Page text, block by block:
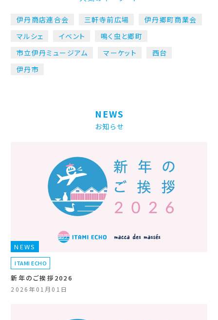
伊丹商店連合会 三軒寺前広場
伊丹郷町商業会
マルシェ
イベント
鳴く虫と郷町
市立伊丹ミュージアム
マーケット
西台
伊丹市
NEWS
お知らせ
NEWS
ITAMI ECHO
新年のご挨拶2026
2026年01月01日